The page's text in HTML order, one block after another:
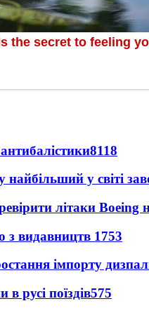
8118
у світі
літаки Boeing
з видавництв 1753
імпорту
русі поїздів575